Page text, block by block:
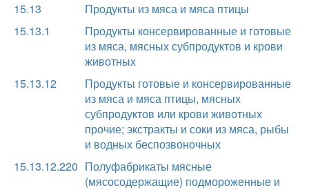
15.13
Продукты из мяса и мяса птицы
15.13.1
Продукты консервированные и готовые
из мяса, мясных субпродуктов и крови
животных
15.13.12
Продукты готовые и консервированные
из мяса и мяса птицы, мясных
субпродуктов или крови животных
прочие; экстракты и соки из мяса, рыбы
и водных беспозвоночных
15.13.12.220 Полуфабрикаты мясные
(мясосодержащие) подмороженные и